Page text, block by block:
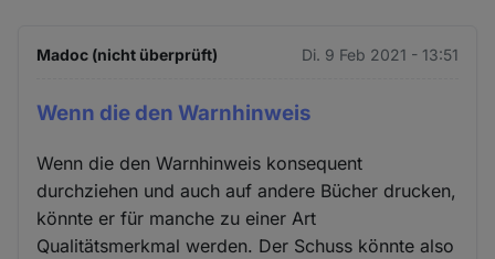
Madoc (nicht überprüft) Di. 9 Feb 2021 - 13:51
Wenn die den Warnhinweis
Wenn die den Warnhinweis konsequent
durchziehen und auch auf andere Bücher drucken,
könnte er für manche zu einer Art
Qualitätsmerkmal werden. Der Schuss könnte also